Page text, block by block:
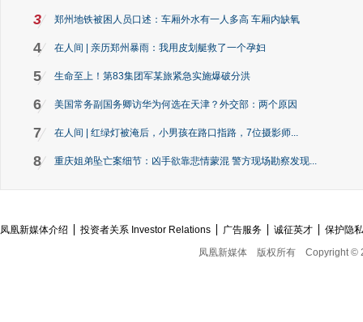
3 郑州地铁被困人员口述：车厢外水有一人多高 车厢内缺氧
4 在人间 | 亲历郑州暴雨：我用皮划艇救了一个孕妇
5 生命至上！第83集团军某旅紧急实施爆破分洪
6 美国常务副国务卿访华为何选在天津？外交部：两个原因
7 在人间 | 红绿灯被淹后，小男孩在路口指路，7位摄影师...
8 重庆姐弟坠亡案细节：凶手欲靠悲情蒙混 警方现场勘察发现...
凤凰新媒体介绍 投资者关系 Investor Relations 广告服务 诚征英才
保护隐
凤凰新媒体
版权所有 Copyright ©